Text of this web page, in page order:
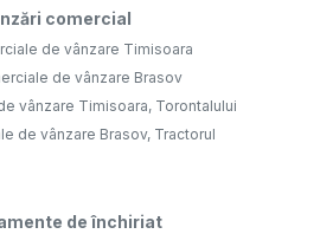
comercial
de vânzare Timisoara
de vânzare Brasov
vânzare Timisoara, Torontalului
de vânzare Brasov, Tractorul
de închiriat